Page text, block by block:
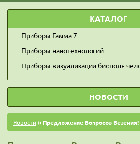
КАТАЛОГ
Приборы Гамма 7
Приборы нанотехнологий
Приборы визуализации биополя
НОВОСТИ
Новости» Предложение Вопросов Везения!